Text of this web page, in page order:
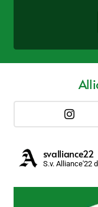
svalliance22
S.v. Alliance'22